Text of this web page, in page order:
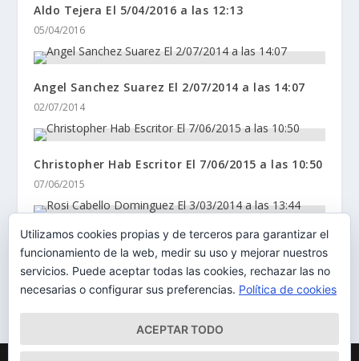
Aldo Tejera El 5/04/2016 a las 12:13
05/04/2016
Angel Sanchez Suarez El 2/07/2014 a las 14:07
02/07/2014
Christopher Hab Escritor El 7/06/2015 a las 10:50
07/06/2015
Rosi Cabello Dominguez El 3/03/2014 a las 13:44
03/03/2014
Utilizamos cookies propias y de terceros para garantizar el
funcionamiento de la web, medir su uso y mejorar nuestros
servicios. Puede aceptar todas las cookies, rechazar las no
necesarias o configurar sus preferencias. Política de cookies
ACEPTAR TODO